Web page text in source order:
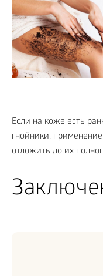
Если на коже есть
гнойники,
отложить до их